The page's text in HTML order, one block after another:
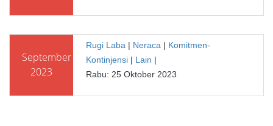
September
2023
Rugi Laba| Neraca| Komitmen-
Kontinjensi| Lain |
Rabu: 25 Oktober 2023